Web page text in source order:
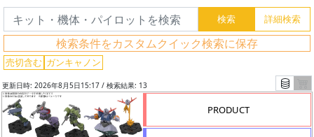
検索条件をカスタムクイック検索に保存
売切含む ガンキャノン
更新日時: 2026年8月5日15:17 / 検索結果: 13
PRODUCT